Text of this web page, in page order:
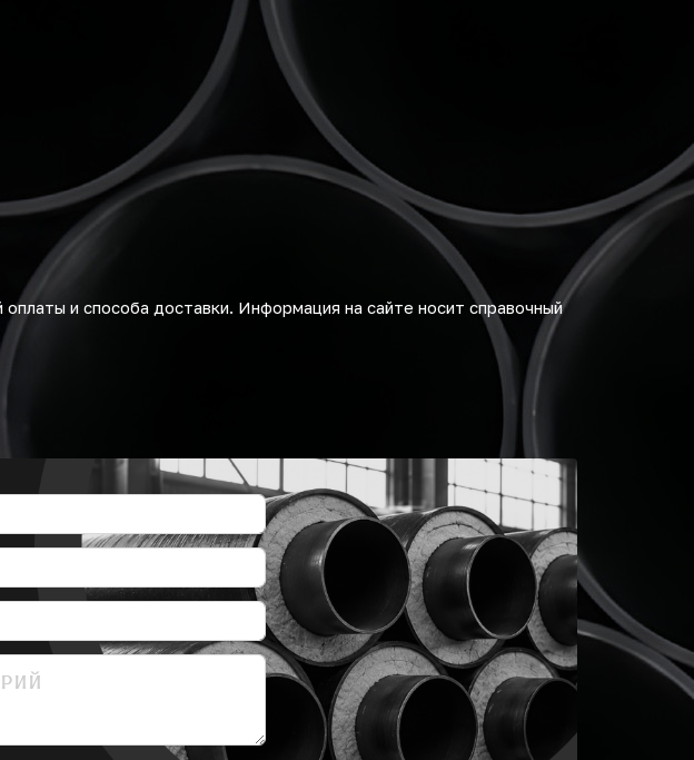
и способа доставки. Информация на сайте носит справочный